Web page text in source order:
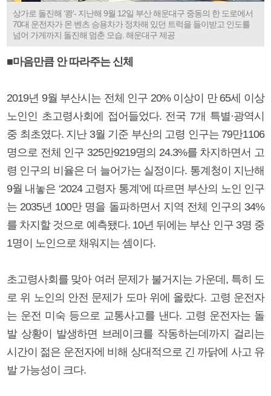
상가로 돌진해 ‘쾅’- 지난해 9월 12일 부산 해운대구 중동의 한 도로에서
70대 운전자가 몬 벤츠 승용차가 정차해 있던 트럭을 들이받고 인도를
넘어 가게까지 돌진해 멈춘 모습. 해운대구 제공
■마음만큼 안 따라주는 신체
2019년 9월 부산시는 전체 인구 20% 이상이 만 65세 이상
노인인 초고령사회에 접어들었다. 전국 7개 특별·광역시
중 최초였다. 지난 3월 기준 부산의 고령 인구는 79만1106
명으로 전체 인구 325만9219명의 24.3%를 차지하면서 고
령 인구의 비율은 더 늘어가는 실정이다. 통계청이 지난해
9월 내놓은 ‘2024 고령자 통계’에 따르면 부산의 노인 인구
는 2035년 100만 명을 돌파하면서 지역 전체 인구의 34%
를 차지할 것으로 예측됐다. 10년 뒤에는 부산 인구 3명 중
1명이 노인으로 채워지는 셈이다.
초고령사회를 맞아 여러 문제가 불거지는 가운데, 특히 도
로 위 노인의 안전 문제가 도마 위에 올랐다. 고령 운전자
는 운전 미숙 등으로 교통사고를 낸다. 고령 운전자는 돌
발 상황이 발생하면 브레이크를 작동하는데까지 걸리는
시간이 젊은 운전자에 비해 상대적으로 긴 까닭에 사고 유
발 가능성이 크다.